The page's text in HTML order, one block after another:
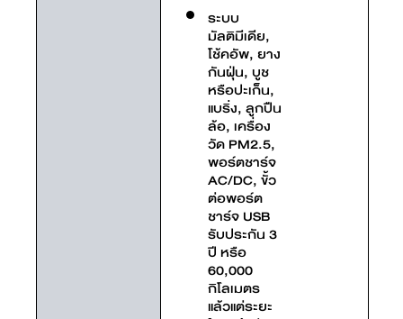
ระบบ
มัลติมีเดีย,
โช้คอัพ, ยาง
กันฝุ่น, บูช
หรือปะเก็น,
แบริ่ง, ลูกปืน
ล้อ, เครื่อง
วัด PM2.5,
พอร์ตชาร์จ
AC/DC, ขั้ว
ต่อพอร์ต
ชาร์จ USB
รับประกัน 3
ปี หรือ
60,000
กิโลเมตร
แล้วแต่ระยะ